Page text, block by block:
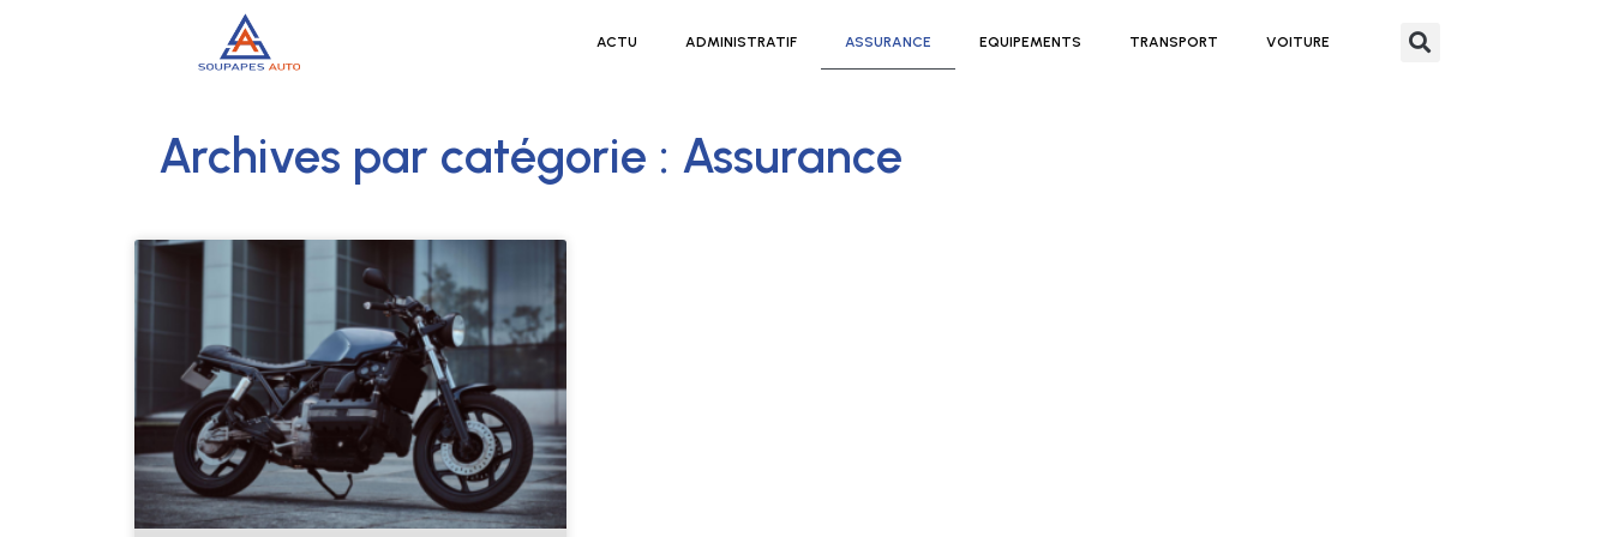
ACTU ADMINISTRATIF ASSURANCE EQUIPEMENTS TRANSPORT VOITURE
Archives par catégorie : Assurance